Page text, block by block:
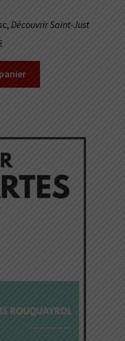
Découvrir Saint-Just